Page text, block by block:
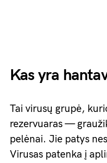
Kas yra
Tai virusų grupė,
rezervuaras —
pelėnai. Jie patys
Virusas patenka į